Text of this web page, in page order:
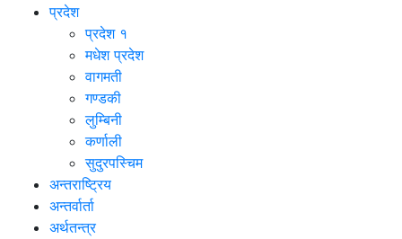
प्रदेश
प्रदेश १
मधेश प्रदेश
वागमती
गण्डकी
लुम्बिनी
कर्णाली
सुदुरपस्चिम
अन्तराष्ट्रिय
अन्तर्वार्ता
अर्थतन्त्र